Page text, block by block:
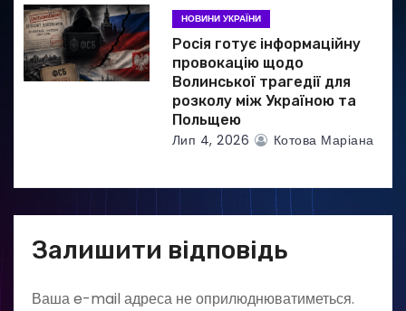
НОВИНИ УКРАЇНИ
Росія готує інформаційну
провокацію щодо
Волинської трагедії для
розколу між Україною та
Польщею
Лип 4, 2026 Котова Маріана
Залишити відповідь
Ваша e-mail адреса не оприлюднюватиметься.